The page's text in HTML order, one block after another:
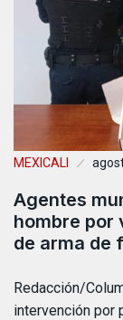
MEXICALI
Agentes
hombre por
de arma de
Redacción/
intervención por